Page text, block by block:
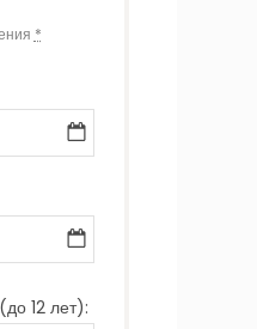
*
12 лет):